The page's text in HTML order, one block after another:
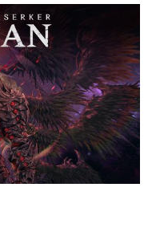
Sem Limites